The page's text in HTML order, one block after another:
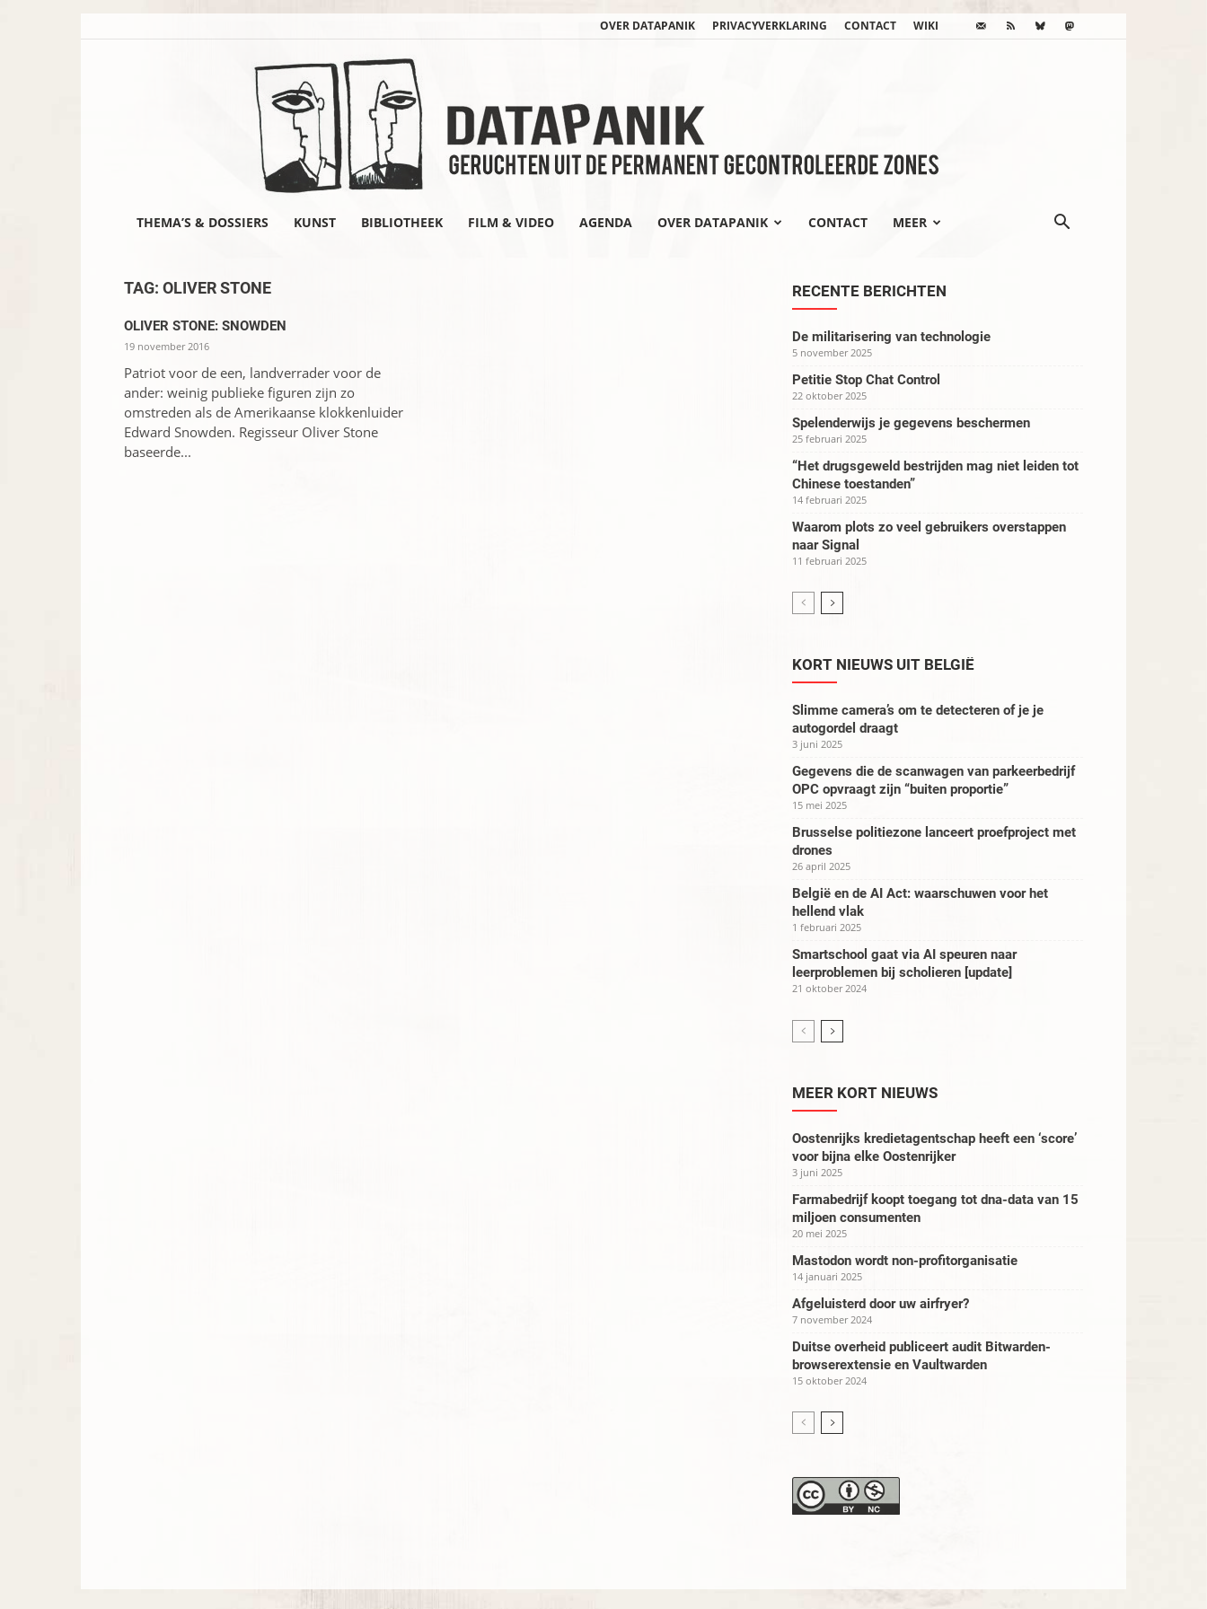
OVER DATAPANIK PRIVACYVERKLARING CONTACT WIKI
THEMA’S & DOSSIERS KUNST BIBLIOTHEEK FILM & VIDEO AGENDA OVER DATAPANIK CONTACT MEER
TAG: OLIVER STONE
OLIVER STONE: SNOWDEN
19 november 2016
Patriot voor de een, landverrader voor de
ander: weinig publieke figuren zijn zo
omstreden als de Amerikaanse klokkenluider
Edward Snowden. Regisseur Oliver Stone
baseerde...
RECENTE BERICHTEN
De militarisering van technologie
5 november 2025
Petitie Stop Chat Control
22 oktober 2025
Spelenderwijs je gegevens beschermen
25 februari 2025
“Het drugsgeweld bestrijden mag niet leiden tot
Chinese toestanden”
14 februari 2025
Waarom plots zo veel gebruikers overstappen
naar Signal
11 februari 2025
KORT NIEUWS UIT BELGIË
Slimme camera’s om te detecteren of je je
autogordel draagt
3 juni 2025
Gegevens die de scanwagen van parkeerbedrijf
OPC opvraagt zijn “buiten proportie”
15 mei 2025
Brusselse politiezone lanceert proefproject met
drones
26 april 2025
België en de AI Act: waarschuwen voor het
hellend vlak
1 februari 2025
Smartschool gaat via AI speuren naar
leerproblemen bij scholieren [update]
21 oktober 2024
MEER KORT NIEUWS
Oostenrijks kredietagentschap heeft een ‘score’
voor bijna elke Oostenrijker
3 juni 2025
Farmabedrijf koopt toegang tot dna-data van 15
miljoen consumenten
20 mei 2025
Mastodon wordt non-profitorganisatie
14 januari 2025
Afgeluisterd door uw airfryer?
7 november 2024
Duitse overheid publiceert audit Bitwarden-
browserextensie en Vaultwarden
15 oktober 2024